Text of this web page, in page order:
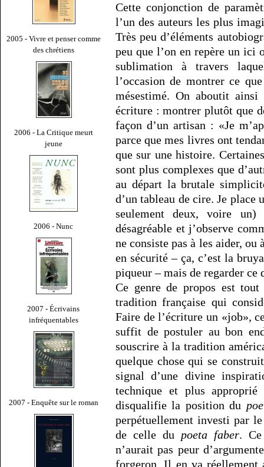
2005 - Vivre et penser comme
des chrétiens
2006 - La Critique meurt
jeune
2006 - Nunc
2007 - Écrivains
infréquentables
2007 - Enquête sur le roman
Cette conjonction de
l’un des auteurs les plus
Très peu d’éléments
peu que l’on en repère un ici
sublimation à travers
l’occasion de montrer ce
mésestimé. On aboutit
écriture : montrer plutôt que
façon d’un artisan : «Je
parce que mes livres ont
que sur une histoire.
sont plus complexes que
au départ la brutale
d’un tableau de cire. Je place
seulement deux, voire
désagréable et j’observe
ne consiste pas à les aider, ou
en sécurité – ça, c’est la
piqueur – mais de regarder ce
Ce genre de propos est
tradition française qui
Faire de l’écriture un «job»,
suffit de postuler au bon
souscrire à la tradition
quelque chose qui se
signal d’une divine
technique et plus
disqualifie la position du
perpétuellement investi par
de celle du poeta faber.
n’aurait pas peur
forgeron. Il en va réellement